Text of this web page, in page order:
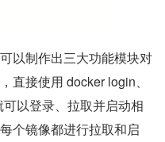
以制作出三大功能模块对
直接使用 docker login、
以登录、拉取并启动相
个镜像都进行拉取和启